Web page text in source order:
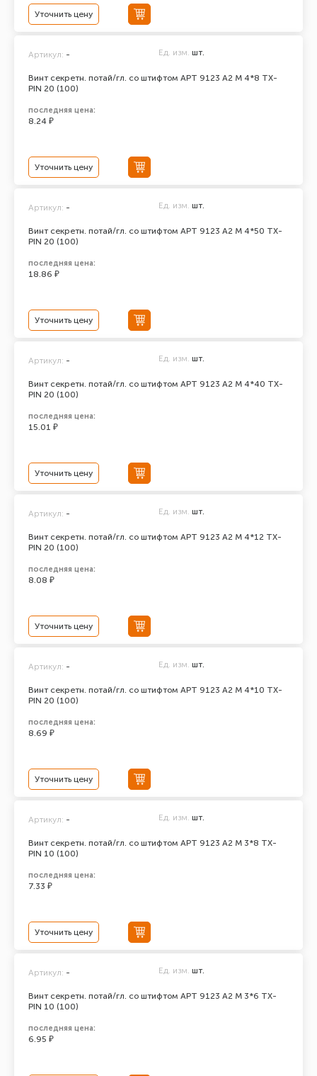
Уточнить цену
Винт секретн. потай/гл. со штифтом АРТ 9123 А2 M 4*8 TX-
PIN 20 (100)
Артикул: - Ед. изм. шт.
последняя цена:
8.24 ₽
Уточнить цену
Винт секретн. потай/гл. со штифтом АРТ 9123 А2 M 4*50 TX-
PIN 20 (100)
Артикул: - Ед. изм. шт.
последняя цена:
18.86 ₽
Уточнить цену
Винт секретн. потай/гл. со штифтом АРТ 9123 А2 M 4*40 TX-
PIN 20 (100)
Артикул: - Ед. изм. шт.
последняя цена:
15.01 ₽
Уточнить цену
Винт секретн. потай/гл. со штифтом АРТ 9123 А2 M 4*12 TX-
PIN 20 (100)
Артикул: - Ед. изм. шт.
последняя цена:
8.08 ₽
Уточнить цену
Винт секретн. потай/гл. со штифтом АРТ 9123 А2 M 4*10 TX-
PIN 20 (100)
Артикул: - Ед. изм. шт.
последняя цена:
8.69 ₽
Уточнить цену
Винт секретн. потай/гл. со штифтом АРТ 9123 А2 M 3*8 TX-
PIN 10 (100)
Артикул: - Ед. изм. шт.
последняя цена:
7.33 ₽
Уточнить цену
Винт секретн. потай/гл. со штифтом АРТ 9123 А2 M 3*6 TX-
PIN 10 (100)
Артикул: - Ед. изм. шт.
последняя цена:
6.95 ₽